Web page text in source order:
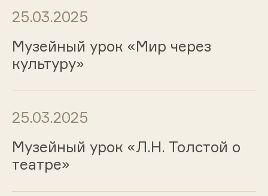
25.03.2025
Музейный урок «Мир через
культуру»
25.03.2025
Музейный урок «Л.Н. Толстой о
театре»